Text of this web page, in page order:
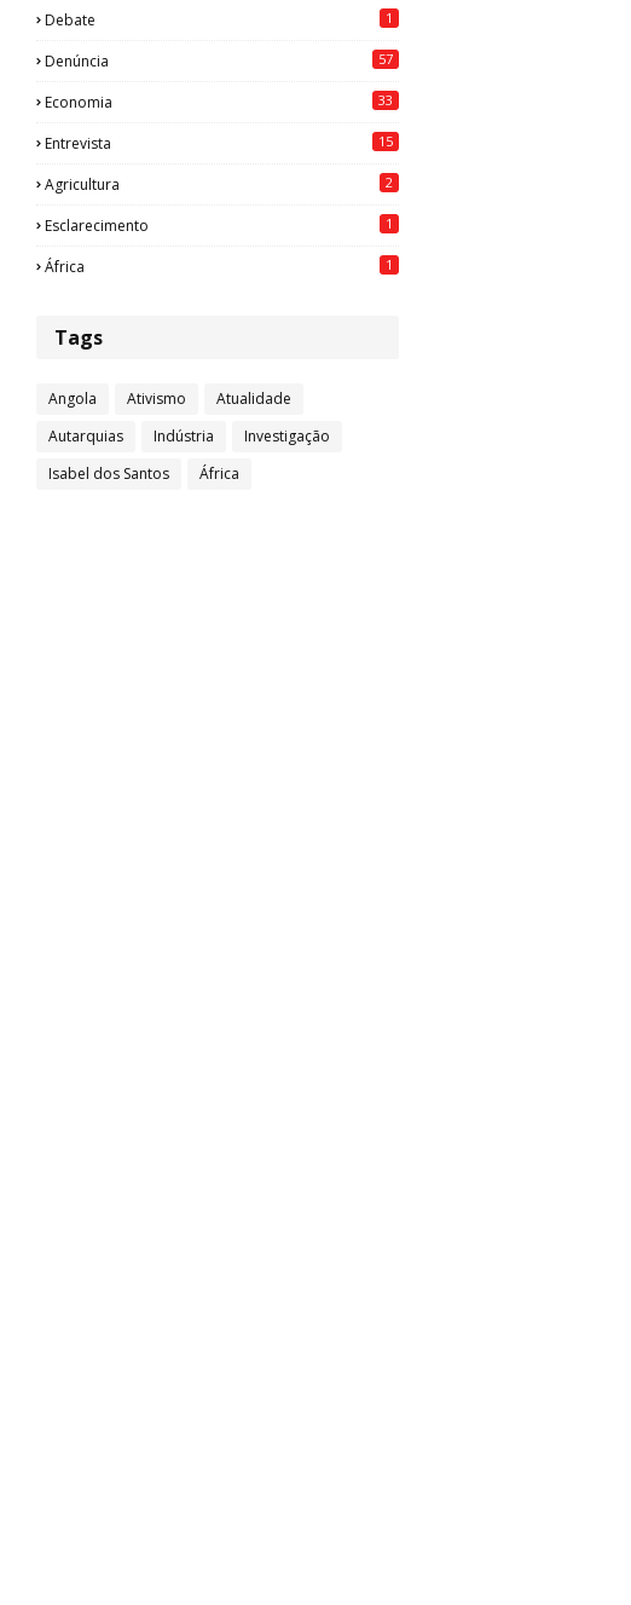
Debate 1
Denúncia 57
Economia 33
Entrevista 15
Agricultura 2
Esclarecimento 1
África 1
Tags
Angola Ativismo
Atualidade
Autarquias
Indústria
Investigação
Isabel dos Santos
África